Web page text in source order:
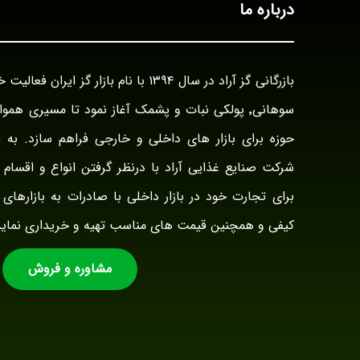
درباره ما
سوهانی٬ پولکی نبات و پشمک آغاز نمود تا مسیری
حوزه برای بازار های داخلی و خارجی فراهم سازد.
شرکت صنایع غذایی آراد با درنظر گرفتن انواع و
برای تجارت خود در بازار داخلی با صادرات به
کیفی و همچنین قیمت های مناسب تهیه و خریداری
مشاوره و فروش